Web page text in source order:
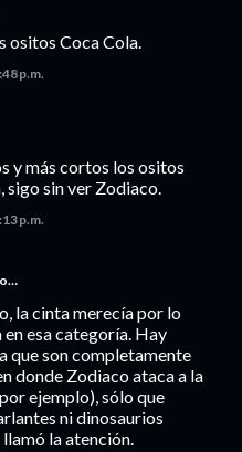
ositos Coca Cola.
p.m.
y más cortos los ositos
sin ver Zodiaco.
p.m.
la cinta merecía por lo
esa categoría. Hay
que son completamente
donde Zodiaco ataca a la
ejemplo), sólo que
ni dinosaurios
la atención.